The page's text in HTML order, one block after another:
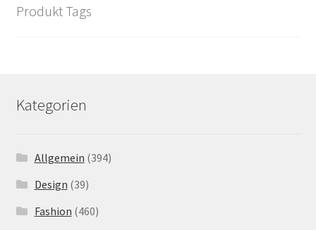
Produkt Tags
Kategorien
Allgemein (394)
Design (39)
Fashion (460)